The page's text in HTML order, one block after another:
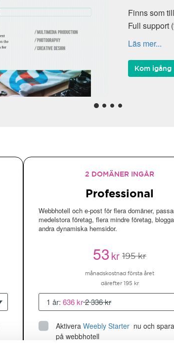
Finns som tilläggstjänst
Full support
2 DOMÄNER INGÅR
Professional
Webbhotell och e-post för flera domäner,
medelstora företag, flera mindre företag,
andra dynamiska hemsidor.
53kr 195 kr
månadskostnad första året
därefter 195 kr
1 år: 636 kr2 336 kr
Aktivera Weebly Starter nu och
på webbhotell